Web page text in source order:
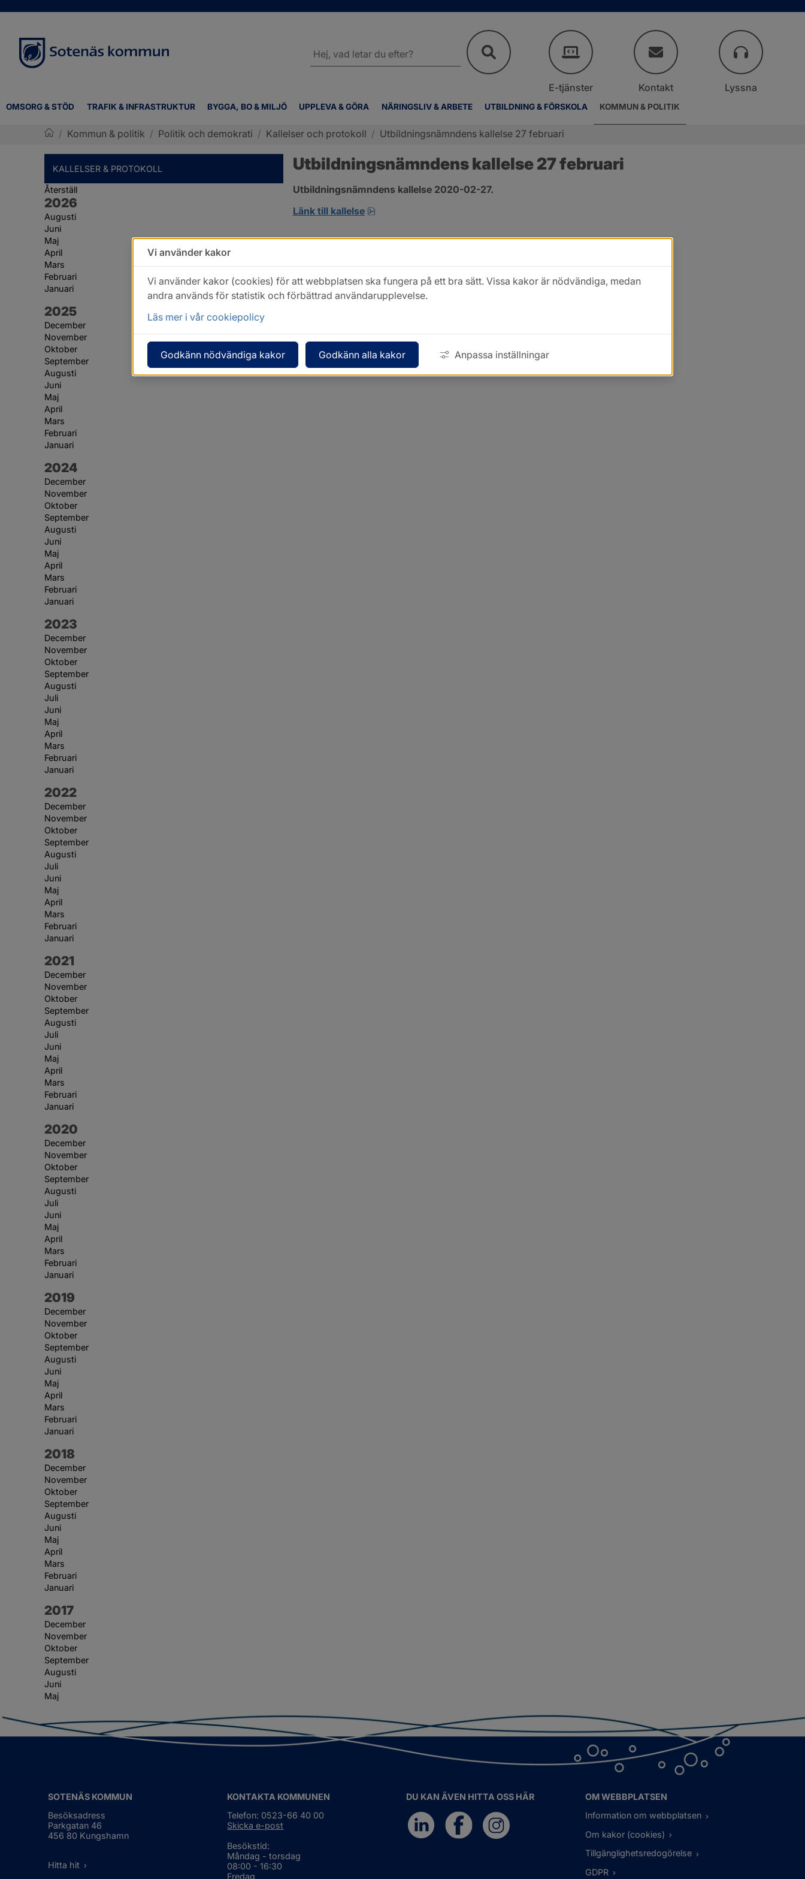
OMSORG & STÖD TRAFIK & INFRASTRUKTUR BYGGA, BO & MILJÖ UPPLEVA & GÖRA NÄRINGSLIV & ARBETE UTBILDNING & FÖRSKOLA KOMMUN & POLITIK
webbplatsen
E-tjänster Kontakt Lyssna
/ Kommun & politik / Politik och demokrati / Kallelser och protokoll / Utbildningsnämndens kallelse 27 februari
KALLELSER & PROTOKOLL
Återställ
År:
2026
Augusti
Juni
Maj
April
Mars
Februari
Januari
År:
2025
December
November
Oktober
September
Augusti
Juni
Maj
April
Mars
Februari
Januari
År:
2024
December
November
Oktober
September
Augusti
Juni
Maj
April
Mars
Februari
Januari
År:
2023
December
November
Oktober
September
Augusti
Juli
Juni
Maj
April
Mars
Februari
Januari
År:
2022
December
November
Oktober
September
Augusti
Juli
Juni
Maj
April
Mars
Februari
Januari
År:
2021
December
November
Oktober
September
Augusti
Juli
Juni
Maj
April
Mars
Februari
Januari
År:
2020
December
November
Oktober
September
Augusti
Juli
Juni
Maj
April
Mars
Februari
Januari
År:
2019
December
November
Oktober
September
Augusti
Juni
Maj
April
Mars
Februari
Januari
År:
2018
December
November
Oktober
September
Augusti
Juni
Maj
April
Mars
Februari
Januari
År:
2017
December
November
Oktober
September
Augusti
Juni
Maj
Utbildningsnämndens kallelse 27 februari
Utbildningsnämndens kallelse 2020-02-27.
Länk till kallelse
pdf, öppnas i nytt fönster.
SOTENÄS KOMMUN
Besöksadress
Parkgatan 46
456 80 Kungshamn
Hitta hit
KONTAKTA KOMMUNEN
Telefon: 0523-66 40 00
Skicka e-post
Besökstid:
Måndag - torsdag
08:00 - 16:30
Fredag
DU KAN ÄVEN HITTA OSS HÄR
OM WEBBPLATSEN
Information om webbplatsen
Om kakor (cookies)
Tillgänglighetsredogörelse
GDPR
Vi använder kakor
Vi använder kakor (cookies) för att webbplatsen ska fungera på ett bra sätt. Vissa kakor är nödvändiga, medan
andra används för statistik och förbättrad användarupplevelse.
Läs mer i vår cookiepolicy
Godkänn nödvändiga kakor Godkänn alla kakor Anpassa inställningar